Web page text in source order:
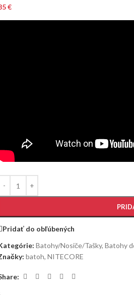
€
Pridať do obľúbených
Batohy/Nosiče/Tašky, Batohy
batoh, NITECORE